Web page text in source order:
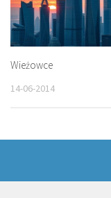
Wieżowce
14-06-2014